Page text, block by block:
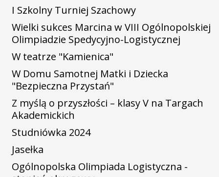
I Szkolny Turniej Szachowy
Wielki sukces Marcina w VIII Ogólnopolskiej
Olimpiadzie Spedycyjno-Logistycznej
W teatrze "Kamienica"
W Domu Samotnej Matki i Dziecka
"Bezpieczna Przystań"
Z myślą o przyszłości – klasy V na Targach
Akademickich
Studniówka 2024
Jasełka
Ogólnopolska Olimpiada Logistyczna -